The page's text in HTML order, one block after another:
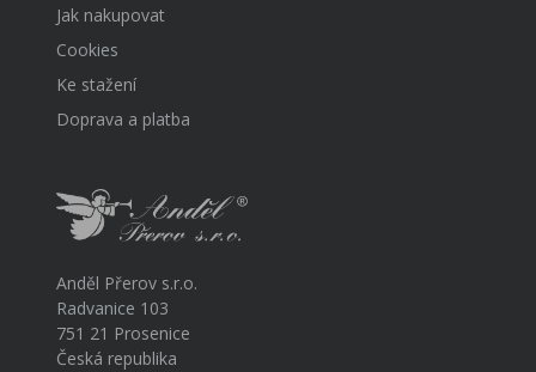
Jak nakupovat
Cookies
Ke stažení
Doprava a platba
Anděl Přerov s.r.o.
Radvanice 103
751 21 Prosenice
Česká republika